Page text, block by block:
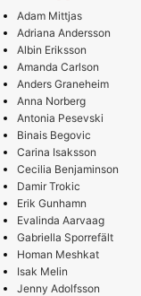
Adam Mittjas
Adriana Andersson
Albin Eriksson
Amanda Carlson
Anders Graneheim
Anna Norberg
Antonia Pesevski
Binais Begovic
Carina Isaksson
Cecilia Benjaminson
Damir Trokic
Erik Gunhamn
Evalinda Aarvaag
Gabriella Sporrefält
Homan Meshkat
Isak Melin
Jenny Adolfsson